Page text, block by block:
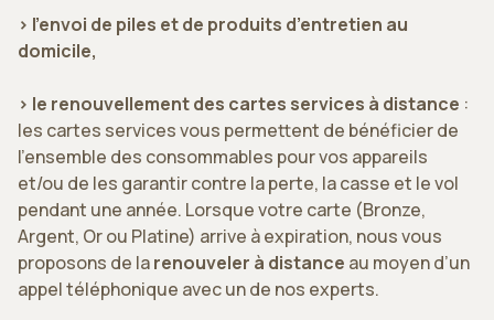
> l’envoi de piles et de produits d’entretien au
domicile,
> le renouvellement des cartes services à distance :
les cartes services vous permettent de bénéficier de
l’ensemble des consommables pour vos appareils
et/ou de les garantir contre la perte, la casse et le vol
pendant une année. Lorsque votre carte (Bronze,
Argent, Or ou Platine) arrive à expiration, nous vous
proposons de larenouveler à distance au moyen d’un
appel téléphonique avec un de nos experts.